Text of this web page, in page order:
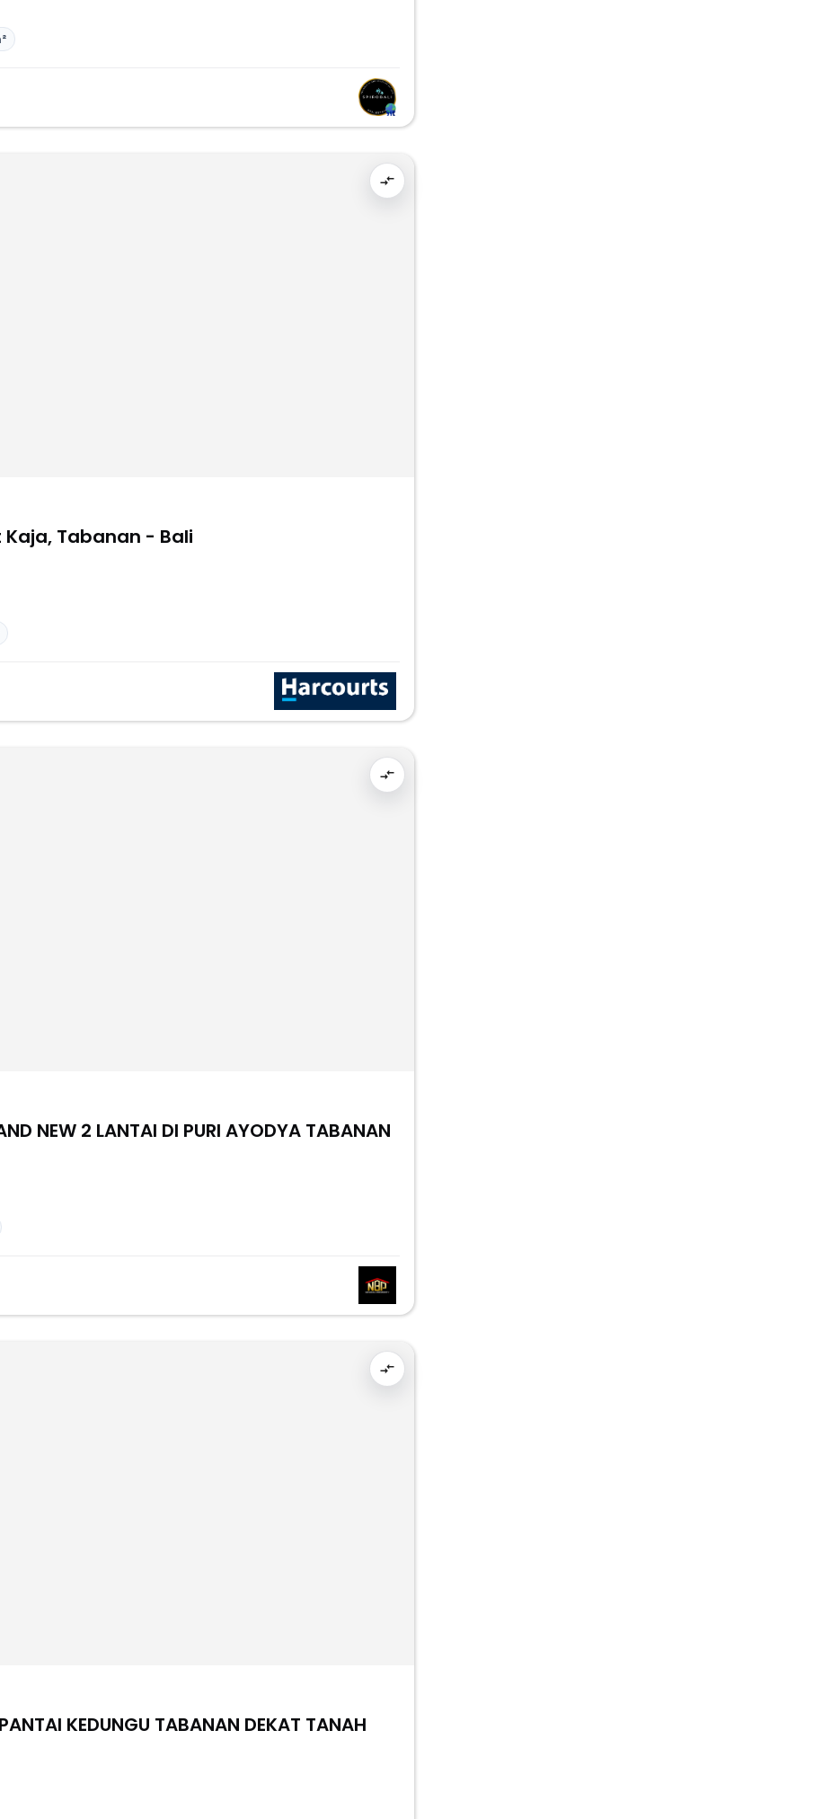
Tabanan - Bali
NEW 2 LANTAI DI PURI AYODYA TABANAN
KEDUNGU TABANAN DEKAT TANAH